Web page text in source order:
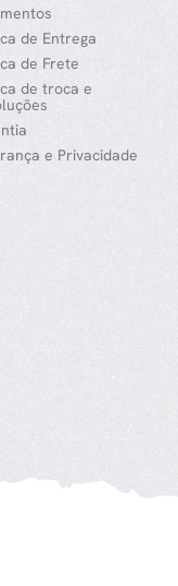
de Entrega
de Frete
de troca e
e Privacidade